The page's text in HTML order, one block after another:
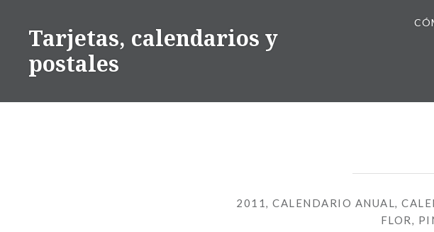
contenidoTarjetas, calendarios y
postales
2011,CALENDARIO ANUAL,
FLOR,